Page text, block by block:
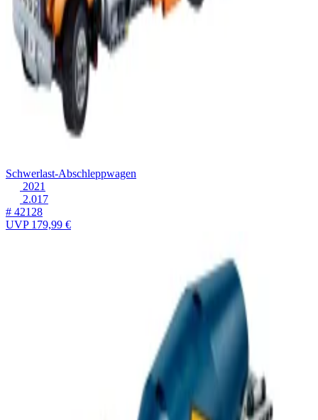
Schwerlast-Abschleppwagen
2021
2.017
# 42128
UVP179,99 €